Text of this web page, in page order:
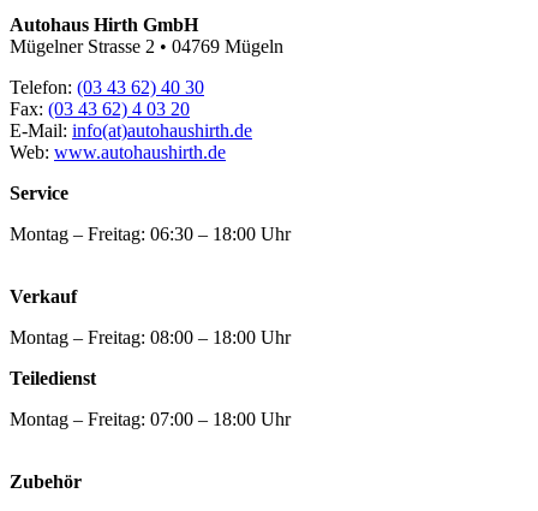
Autohaus Hirth GmbH
Mügelner Strasse 2 • 04769 Mügeln
Telefon: (03 43 62) 40 30
Fax: (03 43 62) 4 03 20
E-Mail: info(at)autohaushirth.de
Web: www.autohaushirth.de
Service
Montag – Freitag: 06:30 – 18:00 Uhr
Verkauf
Montag – Freitag: 08:00 – 18:00 Uhr
Teiledienst
Montag – Freitag: 07:00 – 18:00 Uhr
Zubehör